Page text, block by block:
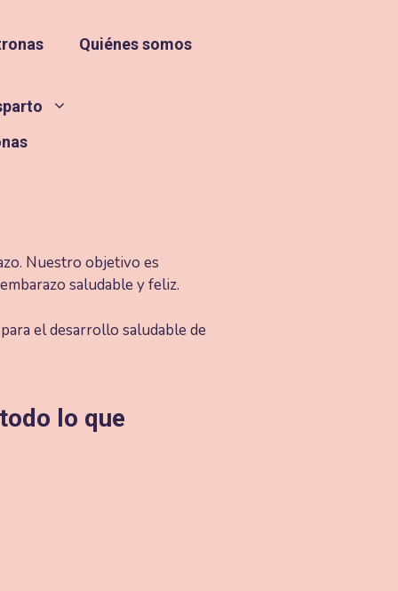
Quiénes somos
Nuestro objetivo es
saludable y feliz.
el desarrollo saludable de
lo que